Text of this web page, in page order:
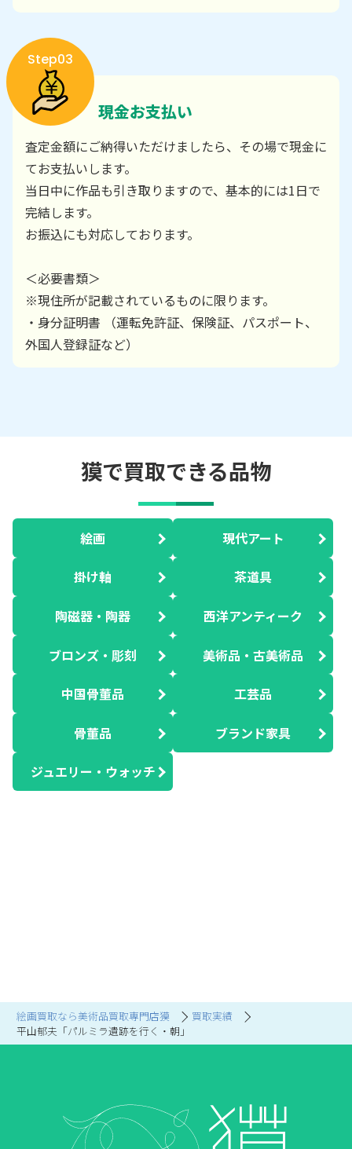
絵画買取なら美術品買取専門店獏
買取実績
平山郁夫「パルミラ遺跡を行く・朝」
Step03
現金お支払い
査定金額にご納得いただけましたら、その場で現金に
てお支払いします。
当日中に作品も引き取りますので、基本的には1日で
完結します。
お振込にも対応しております。
＜必要書類＞
※現住所が記載されているものに限ります。
・身分証明書 （運転免許証、保険証、パスポート、
外国人登録証など）
獏で買取できる品物
絵画 現代アート
掛け軸 茶道具
陶磁器・陶器 西洋アンティーク
ブロンズ・彫刻 美術品・古美術品
中国骨董品 工芸品
骨董品 ブランド家具
ジュエリー・ウォッチ